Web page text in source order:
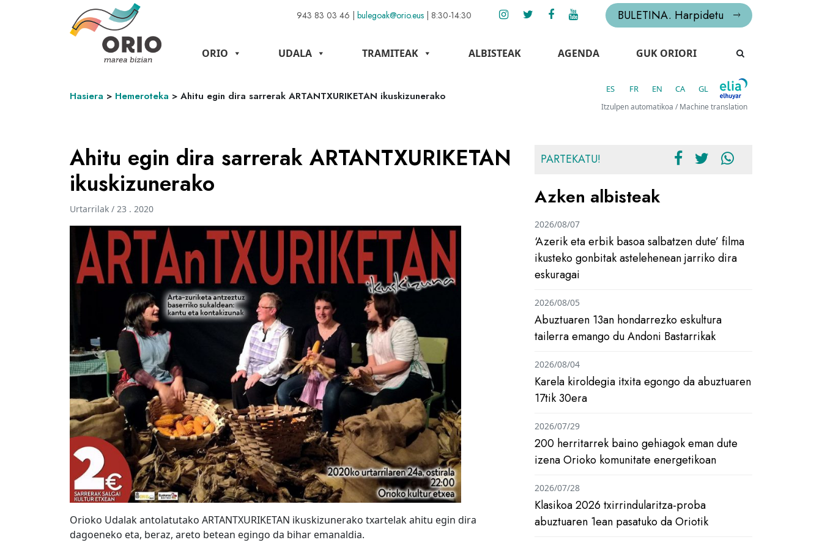
943 83 03 46 | bulegoak@orio.eus | 8:30-14:30 BULETINA. Harpidetu
ORIO UDALA TRAMITEAK ALBISTEAK AGENDA GUK ORIORI
Hasiera > Hemeroteka > Ahitu egin dira sarrerak ARTANTXURIKETAN ikuskizunerako
ES FR EN CA GL
Itzulpen automatikoa / Machine translation
Ahitu egin dira sarrerak ARTANTXURIKETAN
ikuskizunerako
Urtarrilak / 23 . 2020
Orioko Udalak antolatutako ARTANTXURIKETAN ikuskizunerako txartelak ahitu egin dira
dagoeneko eta, beraz, areto betean egingo da bihar emanaldia.
PARTEKATU!
Azken albisteak
‘Azerik eta erbik basoa salbatzen dute’ filma
ikusteko gonbitak astelehenean jarriko dira
eskuragai
2026/08/07
Abuztuaren 13an hondarrezko eskultura
tailerra emango du Andoni Bastarrikak
2026/08/05
Karela kiroldegia itxita egongo da abuztuaren
17tik 30era
2026/08/04
200 herritarrek baino gehiagok eman dute
izena Orioko komunitate energetikoan
2026/07/29
Klasikoa 2026 txirrindularitza-proba
abuztuaren 1ean pasatuko da Oriotik
2026/07/28